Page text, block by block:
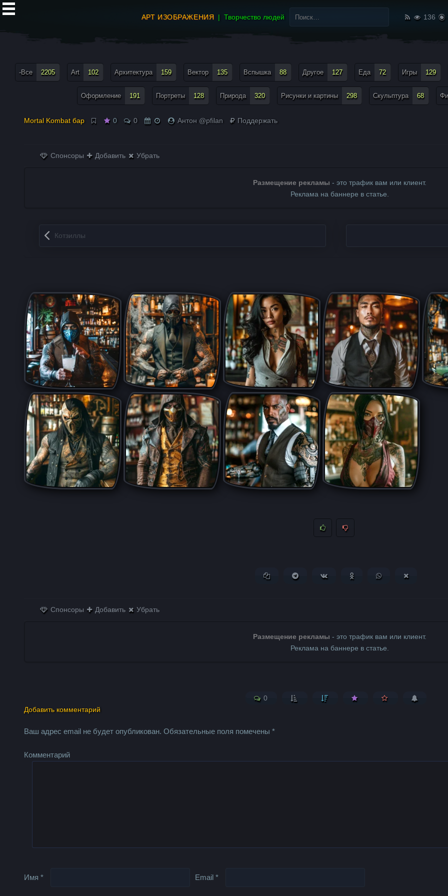
АРТ ИЗОБРАЖЕНИЯ Творчество людей
Найти:
136
-Все 2205 Art 102 Архитектура 159 Вектор 135 Вспышка 88 Другое 127 Еда 72 Игры 129
Оформление 191 Портреты 128 Природа 320 Рисунки и картины 298 Скульптура 68
Mortal Kombat бар 0 0 Антон @pfilan Поддержать
Спонсоры Добавить Убрать
Размещение рекламы - это трафик вам или клиент.
Реклама на баннере в статье.
Запись навигация
Котзиллы
Копировать ссылкуПоделиться в Telegram
Поделиться ВКонтакте
Поделиться вПоделиться в
Спонсоры Добавить Убрать
Размещение рекламы - это трафик вам или клиент.
Реклама на баннере в статье.
0
Добавить комментарий
Ваш адрес email не будет опубликован. Обязательные поля помечены*
Комментарий
Имя* Email*